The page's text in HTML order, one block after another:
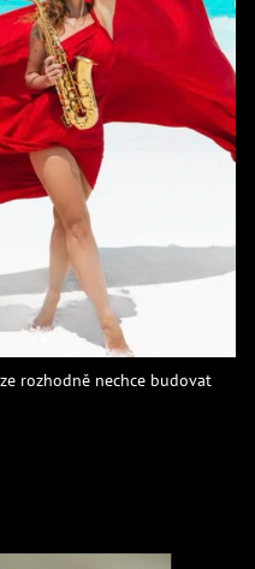
rozhodně nechce budovat